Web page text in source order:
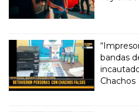
bandas
Chachos